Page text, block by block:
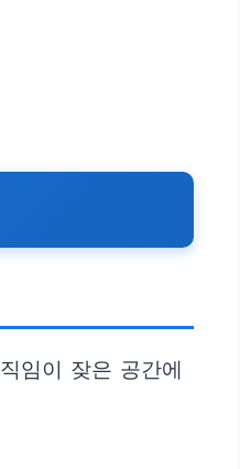
임이 잦은 공간에